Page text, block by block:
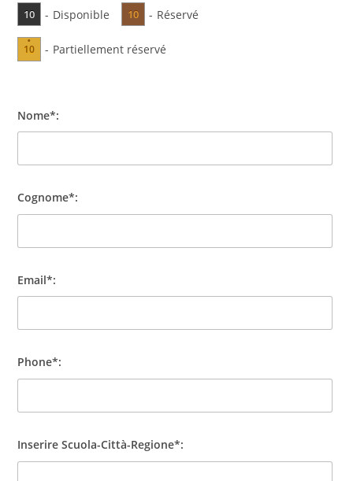
10 - Disponible 10 - Réservé
·
10 - Partiellement réservé
Nome*:
Cognome*:
Email*:
Phone*:
Inserire Scuola-Città-Regione*: